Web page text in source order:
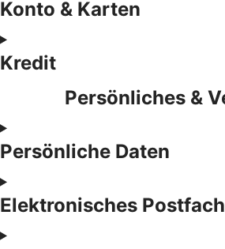
Konto & Karten
Kredit
Persönliches &
Persönliche Daten
Elektronisches Postfach